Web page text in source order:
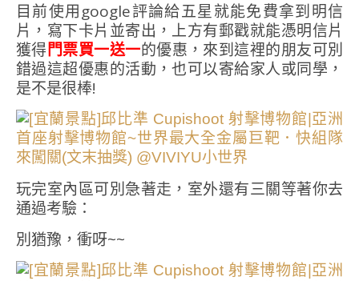
目前使用google評論給五星就能免費拿到明信
片，寫下卡片並寄出，上方有郵戳就能憑明信片
獲得門票買一送一的優惠，來到這裡的朋友可別
錯過這超優惠的活動，也可以寄給家人或同學，
是不是很棒!
玩完室內區可別急著走，室外還有三關等著你去
通過考驗：
別猶豫，衝呀~~